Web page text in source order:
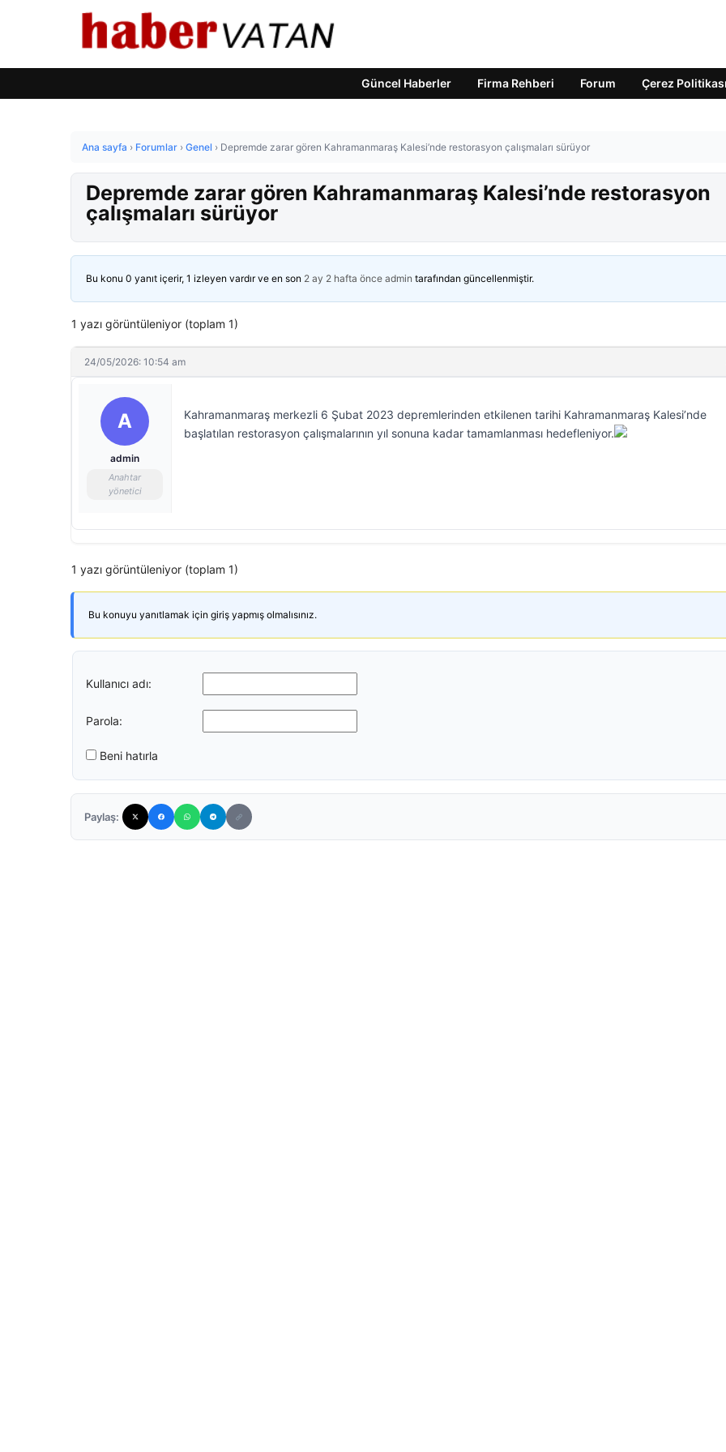
Güncel Haberler Firma Rehberi Forum Çerez Politikası
Ana sayfa › Forumlar › Genel › Depremde zarar gören Kahramanmaraş Kalesi’nde restorasyon çalışmaları sürüyor
Depremde zarar gören Kahramanmaraş Kalesi’nde restorasyon
çalışmaları sürüyor
Bu konu 0 yanıt içerir, 1 izleyen vardır ve en son 2 ay 2 hafta önce admin tarafından güncellenmiştir.
1 yazı görüntüleniyor (toplam 1)
24/05/2026: 10:54 am
A
admin
Anahtar
yönetici
Kahramanmaraş merkezli 6 Şubat 2023 depremlerinden etkilenen tarihi Kahramanmaraş Kalesi’nde
başlatılan restorasyon çalışmalarının yıl sonuna kadar tamamlanması hedefleniyor.
1 yazı görüntüleniyor (toplam 1)
Bu konuyu yanıtlamak için giriş yapmış olmalısınız.
Kullanıcı adı:
Parola:
Beni hatırla
Paylaş: